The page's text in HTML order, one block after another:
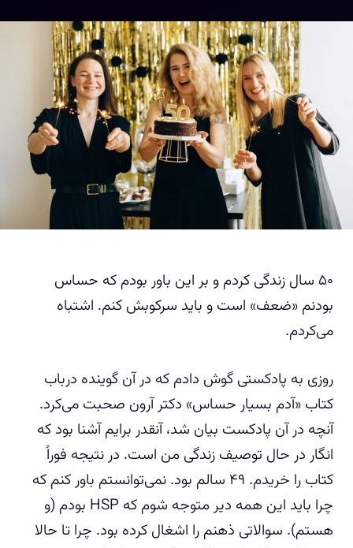
۵۰ سال زندگی کردم و بر این باور بودم که حساس
بودنم «ضعف» است و باید سرکوبش کنم. اشتباه
می‌کردم.
روزی به پادکستی گوش دادم که در آن گوینده درباب
کتاب «آدم بسیار حساس» دکتر آرون صحبت می‌کرد.
آنچه در آن پادکست بیان شد، آنقدر برایم آشنا بود که
انگار در حال توصیف زندگی من است. در نتیجه فوراً
کتاب را خریدم. ۴۹ سالم بود. نمی‌توانستم باور کنم که
چرا باید این همه دیر متوجه شوم که HSP بودم (و
هستم). سوالاتی ذهنم را اشغال کرده بود. چرا تا حالا